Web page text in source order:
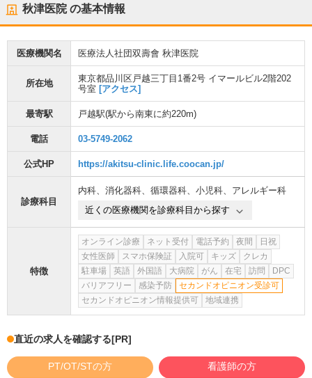
秋津医院の基本情報
医療機関名 医療法人社団双壽會 秋津医院
所在地
東京都品川区戸越三丁目1番2号 イマールビル2階202
号室 [アクセス]
最寄駅 戸越駅(駅から南東に約220m)
電話 03-5749-2062
公式HP https://akitsu-clinic.life.coocan.jp/
診療科目
内科、 消化器科、 循環器科、 小児科、 アレルギー科
近くの医療機関を診療科目から探す
特徴
オンライン診療 ネット受付 電話予約 夜間
日祝
女性医師
スマホ保険証 入院可 キッズ
クレカ
駐車場
英語 外国語 大病院 がん 在宅 訪問
DPC
バリアフリー
感染予防
セカンドオピニオン受診可
セカンドオピニオン情報提供可
地域連携
直近の求人を確認する[PR]
PT/OT/STの方 看護師の方